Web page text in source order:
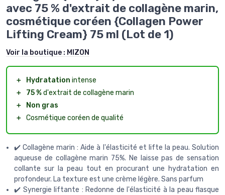
avec 75 % d'extrait de collagène marin,
cosmétique coréen {Collagen Power
Lifting Cream} 75 ml (Lot de 1)
Voir la boutique : MIZON
＋ Hydratation intense
＋
75 %d'extrait de collagène marin
＋
Non gras
＋ Cosmétique coréen de qualité
✔️ Collagène marin : Aide à l'élasticité et lifte la peau. Solution
aqueuse de collagène marin 75%. Ne laisse pas de sensation
collante sur la peau tout en procurant une hydratation en
profondeur. La texture est une crème légère. Sans parfum
✔️ Synergie liftante : Redonne de l'élasticité à la peau flasque